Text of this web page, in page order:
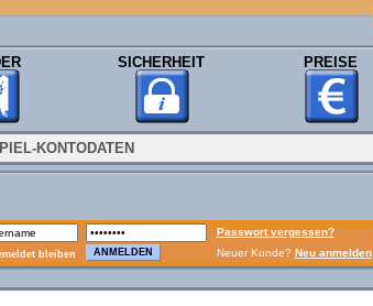
SICHERHEIT PREISE
KONTODATEN
Passwort vergessen?
bleiben Neuer Kunde? Neu anmelden